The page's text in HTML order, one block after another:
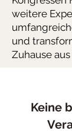
weitere
und
Zuhause
Keine